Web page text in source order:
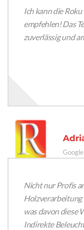
Ich kann die
empfehlen! Das
zuverlässig und
Google
Nicht nur Profis
Holzverarbeitung
was davon diese
Indirekte